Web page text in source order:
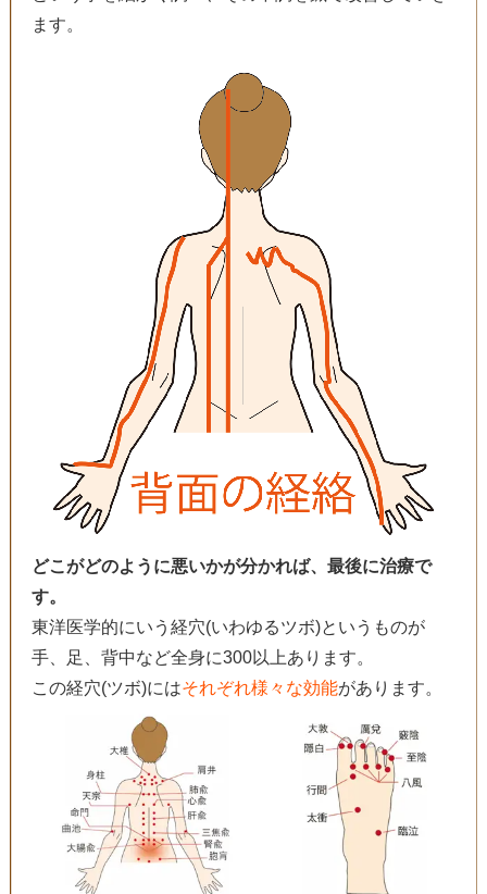
ます。
どこがどのように悪いかが分かれば、最後に治療で
す。
東洋医学的にいう経穴(いわゆるツボ)というものが
手、足、背中など全身に300以上あります。
この経穴(ツボ)にはそれぞれ様々な効能があります。